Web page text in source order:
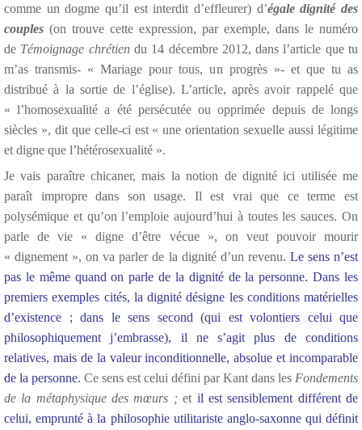
comme un dogme qu’il est interdit d’effleurer) d’égale dignité des
couples (on trouve cette expression, par exemple, dans le numéro
de Témoignage chrétien du 14 décembre 2012, dans l’article que tu
m’as transmis- « Mariage pour tous, un progrès »- et que tu as
distribué à la sortie de l’église). L’article, après avoir rappelé que
« l’homosexualité a été persécutée ou opprimée depuis de longs
siècles », dit que celle-ci est « une orientation sexuelle aussi légitime
et digne que l’hétérosexualité ».
Je vais paraître chicaner, mais la notion de dignité ici utilisée me
paraît impropre dans son usage. Il est vrai que ce terme est
polysémique et qu’on l’emploie aujourd’hui à toutes les sauces. On
parle de vie « digne d’être vécue », on veut pouvoir mourir
« dignement », on va parler de la dignité d’un revenu. Le sens n’est
pas le même quand on parle de la dignité de la personne. Dans les
premiers exemples cités, la dignité désigne les conditions matérielles
d’existence ; dans le sens second (qui est volontiers celui que
philosophiquement j’embrasse), il ne s’agit plus de conditions
relatives, mais de la valeur inconditionnelle, absolue et incomparable
de la personne. Ce sens est celui défini par Kant dans les Fondements
de la métaphysique des mœurs ;et il est sensiblement différent de
celui, emprunté à la philosophie utilitariste anglo-saxonne qui définit